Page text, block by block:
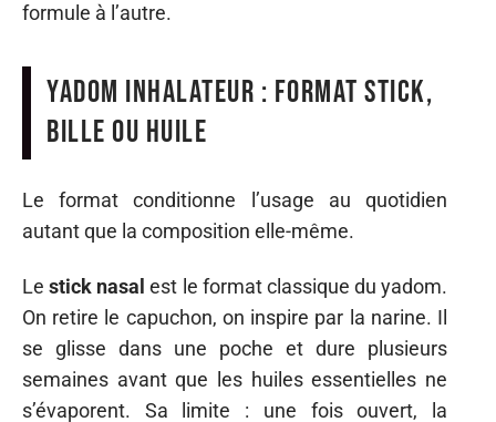
formule à l’autre.
Yadom inhalateur : format stick,
bille ou huile
Le format conditionne l’usage au quotidien
autant que la composition elle-même.
Lestick nasal est le format classique du yadom.
On retire le capuchon, on inspire par la narine. Il
se glisse dans une poche et dure plusieurs
semaines avant que les huiles essentielles ne
s’évaporent. Sa limite : une fois ouvert, la